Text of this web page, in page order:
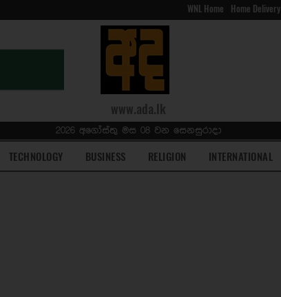
WNL Home Home Delivery
www.ada.lk
2026 අගෝස්තු මස 08 වන සෙනසුරාදා
TECHNOLOGY BUSINESS RELIGION INTERNATIONAL